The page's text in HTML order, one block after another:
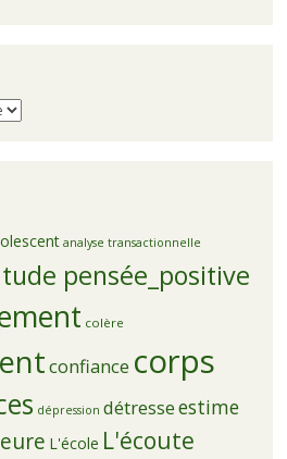
analyse transactionnelle
pensée_positive
colère
confiance corps
dépression détresseestime
L'école L'écoute